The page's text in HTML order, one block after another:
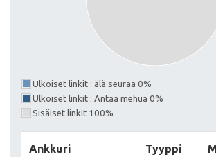
Ulkoiset linkit : älä seuraa 0%
Ulkoiset linkit : Antaa mehua 0%
Sisäiset linkit 100%
Ankkuri Tyyppi